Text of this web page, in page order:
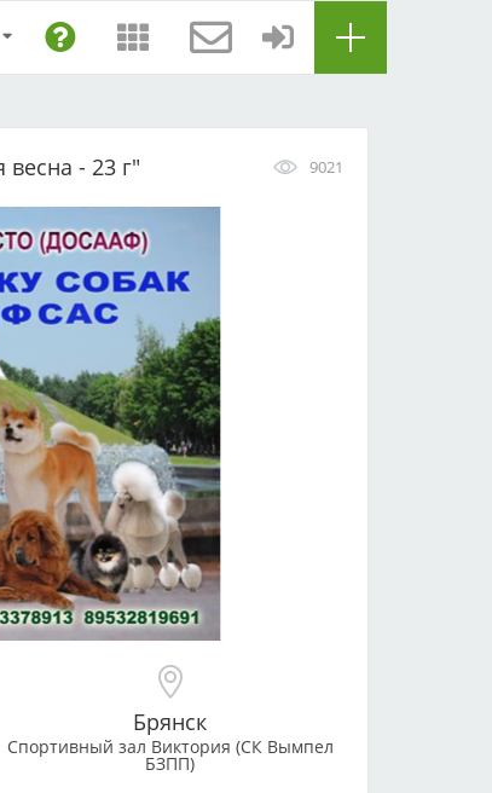
- 23 г" 9021
Брянск
Спортивный зал Виктория (СК Вымпел
БЗПП)